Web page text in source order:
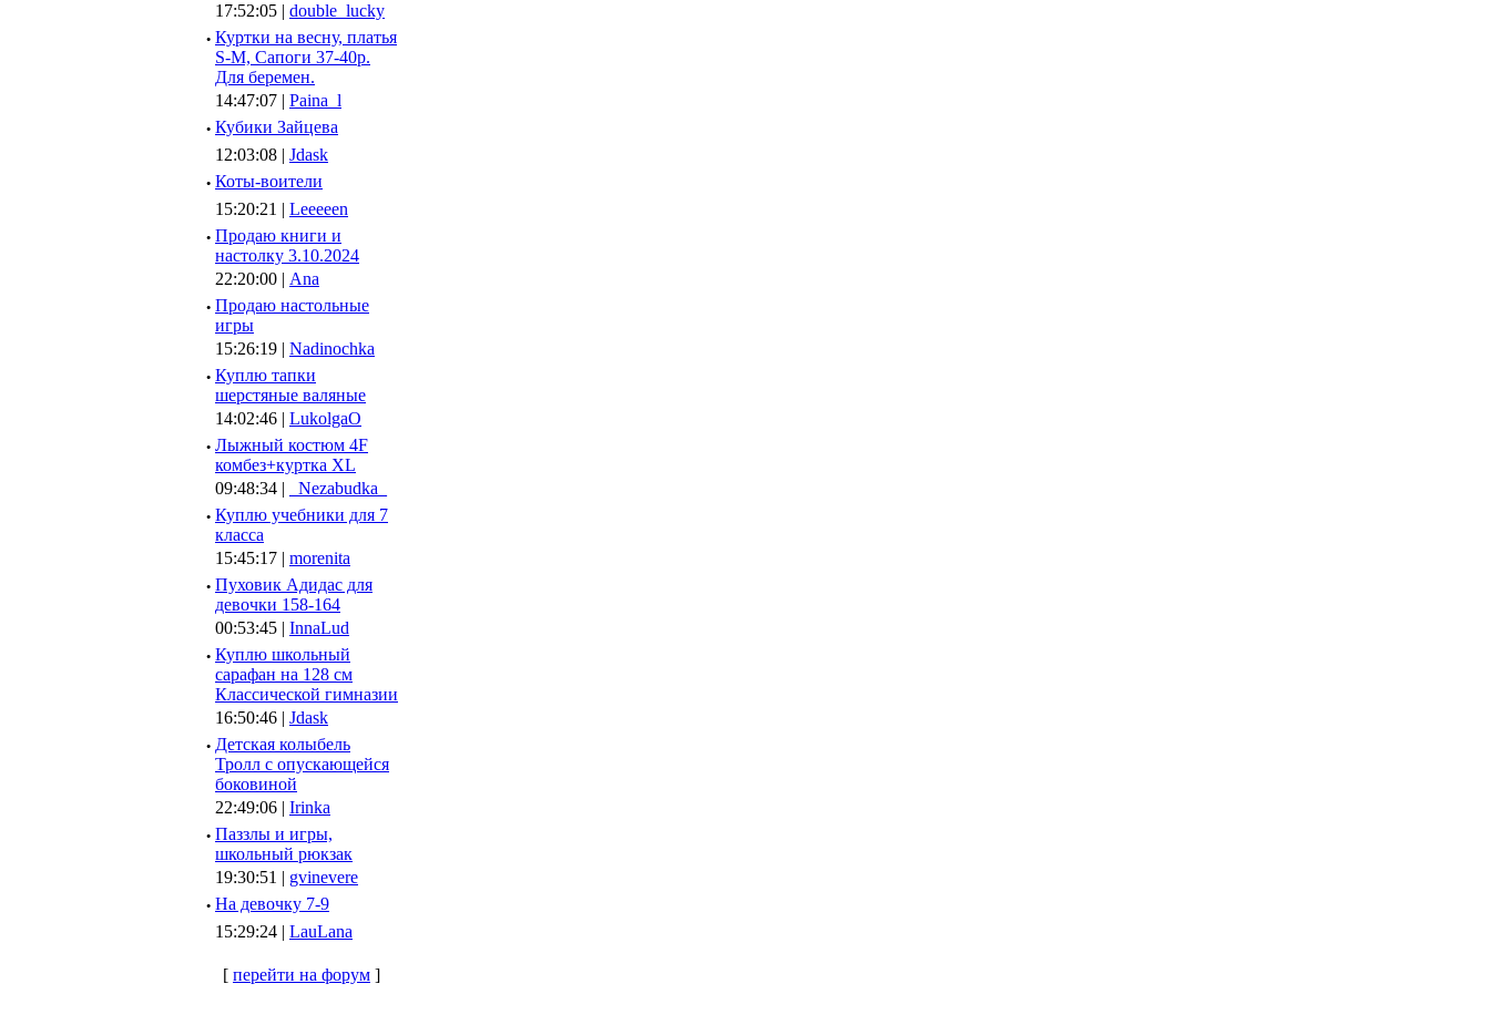
17:52:05 | double_lucky
· Куртки на весну, платья
S-M, Сапоги 37-40р.
Для беремен.
14:47:07 | Paina_l
· Кубики Зайцева
12:03:08 | Jdask
· Коты-воители
15:20:21 | Leeeeen
· Продаю книги и
настолку 3.10.2024
22:20:00 | Ana
· Продаю настольные
игры
15:26:19 | Nadinochka
· Куплю тапки
шерстяные валяные
14:02:46 | LukolgaO
· Лыжный костюм 4F
комбез+куртка XL
09:48:34 |
_Nezabudka_
· Куплю учебники для 7
класса
15:45:17 | morenita
· Пуховик Адидас для
девочки 158-164
00:53:45 | InnaLud
· Куплю школьный
сарафан на 128 см
Классической гимназии
16:50:46 | Jdask
· Детская колыбель
Тролл с опускающейся
боковиной
22:49:06 | Irinka
· Паззлы и игры,
школьный рюкзак
19:30:51 | gvinevere
· Hа девочку 7-9
15:29:24 | LauLana
[ перейти на форум ]